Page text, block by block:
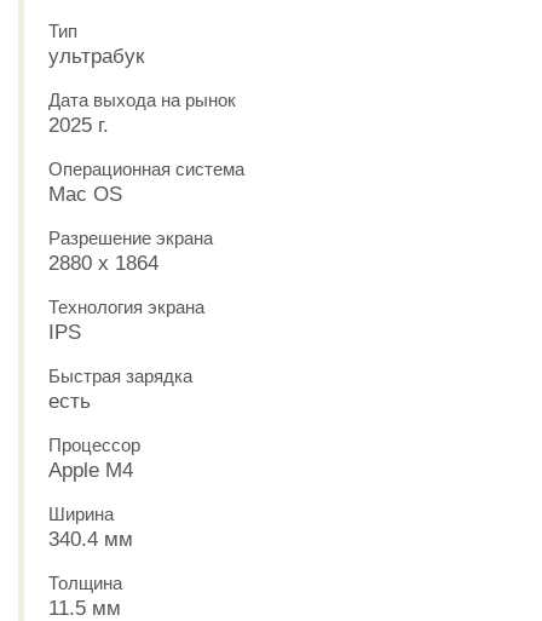
Тип
ультрабук
Дата выхода на рынок
2025 г.
Операционная система
Mac OS
Разрешение экрана
2880 x 1864
Технология экрана
IPS
Быстрая зарядка
есть
Процессор
Apple M4
Ширина
340.4 мм
Толщина
11.5 мм